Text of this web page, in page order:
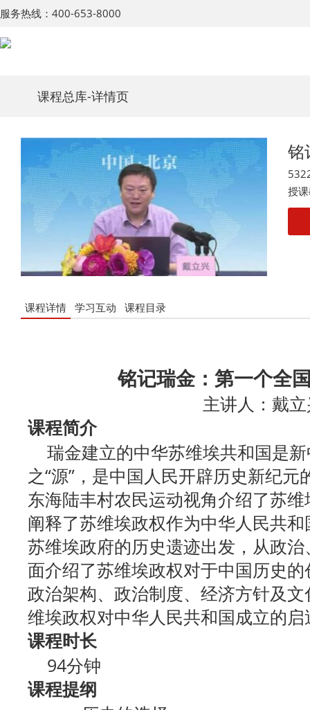
服务热线：400-653-8000
课程总库-详情页
铭
授
课程详情 学习互动 课程目录
铭记瑞金：第一个全
主讲人：戴
课程简介
瑞金建立的中华苏维埃共和国是新
之“源”，是中国人民开辟历史新纪
东海陆丰村农民运动视角介绍了苏
阐释了苏维埃政权作为中华人民共
苏维埃政府的历史遗迹出发，从政
面介绍了苏维埃政权对于中国历史
政治架构、政治制度、经济方针及
维埃政权对中华人民共和国成立的
课程时长
94分钟
课程提纲